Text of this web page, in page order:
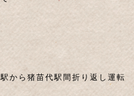
から猪苗代駅間折り返し運転